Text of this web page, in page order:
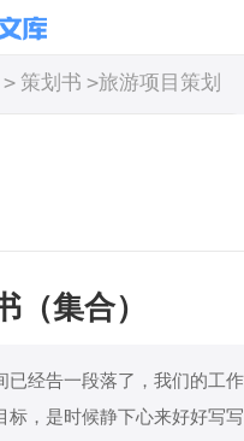
> 策划书 >旅游项目策划
（集合）
经告一段落了，我们的工作
标，是时候静下心来好好写写